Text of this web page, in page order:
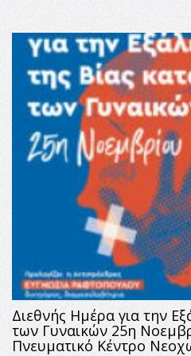
Διεθνής Ημέρα για την
των Γυναικών 25η
Πνευματικό Κέντρο